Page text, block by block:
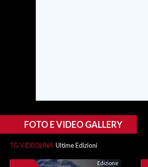
FOTO E VIDEO GALLERY
TG VIDEOLINA Ultime Edizioni
Edizione